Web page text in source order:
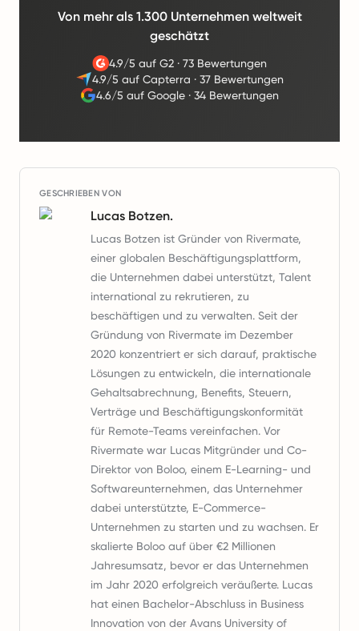
Von mehr als 1.300 Unternehmen weltweit
geschätzt
4.9/5 auf G2· 73 Bewertungen
4.9/5 auf Capterra · 37 Bewertungen
4.6/5 auf Google ·34 Bewertungen
GESCHRIEBEN VON
Lucas Botzen.
Lucas Botzen ist Gründer von Rivermate,
einer globalen Beschäftigungsplattform,
die Unternehmen dabei unterstützt, Talent
international zu rekrutieren, zu
beschäftigen und zu verwalten. Seit der
Gründung von Rivermate im Dezember
2020 konzentriert er sich darauf, praktische
Lösungen zu entwickeln, die internationale
Gehaltsabrechnung, Benefits, Steuern,
Verträge und Beschäftigungskonformität
für Remote-Teams vereinfachen. Vor
Rivermate war Lucas Mitgründer und Co-
Direktor von Boloo, einem E-Learning- und
Softwareunternehmen, das Unternehmer
dabei unterstützte, E-Commerce-
Unternehmen zu starten und zu wachsen. Er
skalierte Boloo auf über €2 Millionen
Jahresumsatz, bevor er das Unternehmen
im Jahr 2020 erfolgreich veräußerte. Lucas
hat einen Bachelor-Abschluss in Business
Innovation von der Avans University of